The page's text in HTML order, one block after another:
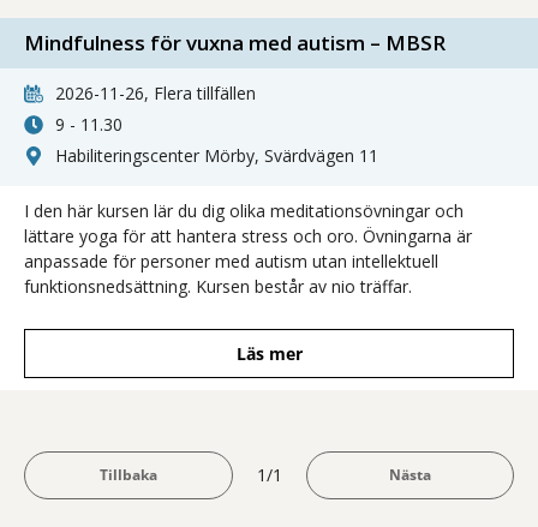
Mindfulness för vuxna med autism – MBSR
2026-11-26, Flera tillfällen
9 - 11.30
Habiliteringscenter Mörby, Svärdvägen 11
I den här kursen lär du dig olika meditationsövningar och
lättare yoga för att hantera stress och oro. Övningarna är
anpassade för personer med autism utan intellektuell
funktionsnedsättning. Kursen består av nio träffar.
Läs mer
1/1